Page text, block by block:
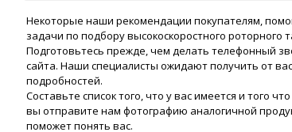
Некоторые наши рекомендации покупателям,
задачи по подбору высокоскоростного роторного
Подготовьтесь прежде, чем делать телефонный
сайта. Наши специалисты ожидают получить от
подробностей.
Составьте список того, что у вас имеется и того
вы отправите нам фотографию аналогичной
поможет понять вас.
Надежда
Хорошего дня , Электронный конвейерный